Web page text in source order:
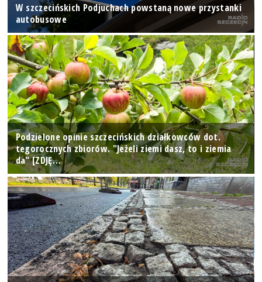
W szczecińskich Podjuchach powstaną nowe przystanki
autobusowe
Podzielone opinie szczecińskich działkowców dot.
tegorocznych zbiorów. "Jeżeli ziemi dasz, to i ziemia
da" [ZDJĘ…